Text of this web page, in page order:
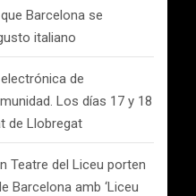
Barcelona se
italiano
de
Los días 17 y 18
de Llobregat
Teatre del Liceu porten
Barcelona amb ‘Liceu